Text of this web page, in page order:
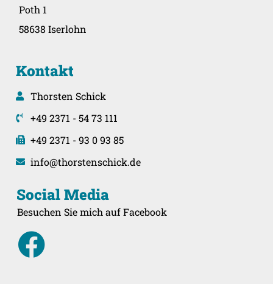
Poth 1
58638 Iserlohn
Kontakt
Thorsten Schick
+49 2371 - 54 73 111
+49 2371 - 93 0 93 85
info@thorstenschick.de
Social Media
Besuchen Sie mich auf Facebook